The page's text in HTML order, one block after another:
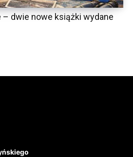
– dwie nowe książki wydane